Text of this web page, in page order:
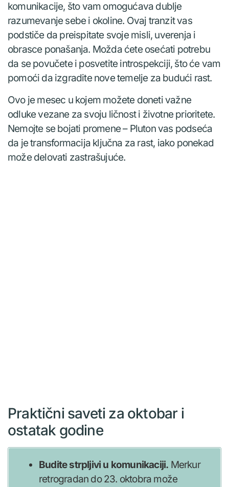
komunikacije, što vam omogućava dublje
razumevanje sebe i okoline. Ovaj tranzit vas
podstiče da preispitate svoje misli, uverenja i
obrasce ponašanja. Možda ćete osećati potrebu
da se povučete i posvetite introspekciji, što će vam
pomoći da izgradite nove temelje za budući rast.
Ovo je mesec u kojem možete doneti važne
odluke vezane za svoju ličnost i životne prioritete.
Nemojte se bojati promene – Pluton vas podseća
da je transformacija ključna za rast, iako ponekad
može delovati zastrašujuće.
Praktični saveti za oktobar i
ostatak godine
Budite strpljivi u komunikaciji. Merkur
retrogradan do 23. oktobra može